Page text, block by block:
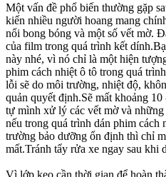
Một vấn đề phổ biến thường gặp
kiến nhiều người hoang mang
nổi bong bóng và một số vết mờ.
của film trong quá trình kết
này nhé, vì nó chỉ là một hiện
phim cách nhiệt ô tô trong quá
lỗi sẽ do môi trường, nhiệt độ,
quản quyết định.Sẽ mất khoảng
tự mình xử lý các vết mờ và
nếu trong quá trình dán phim cách
trường bảo dưỡng ổn định thì chỉ
mất.Tránh tẩy rửa xe ngay sau khi
Vì lớp keo cần thời gian để hoàn